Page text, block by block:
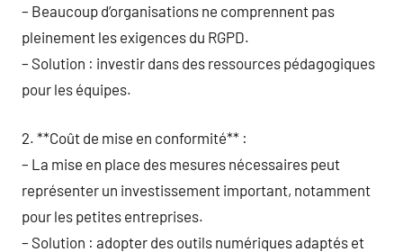
– Beaucoup d’organisations ne comprennent pas
pleinement les exigences du RGPD.
– Solution : investir dans des ressources pédagogiques
pour les équipes.
2. **Coût de mise en conformité** :
– La mise en place des mesures nécessaires peut
représenter un investissement important, notamment
pour les petites entreprises.
– Solution : adopter des outils numériques adaptés et